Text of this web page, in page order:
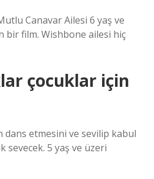
Canavar Ailesi 6 yaş ve
bir film. Wishbone ailesi hiç
çocuklar için
dans etmesini ve sevilip kabul
sevecek. 5 yaş ve üzeri